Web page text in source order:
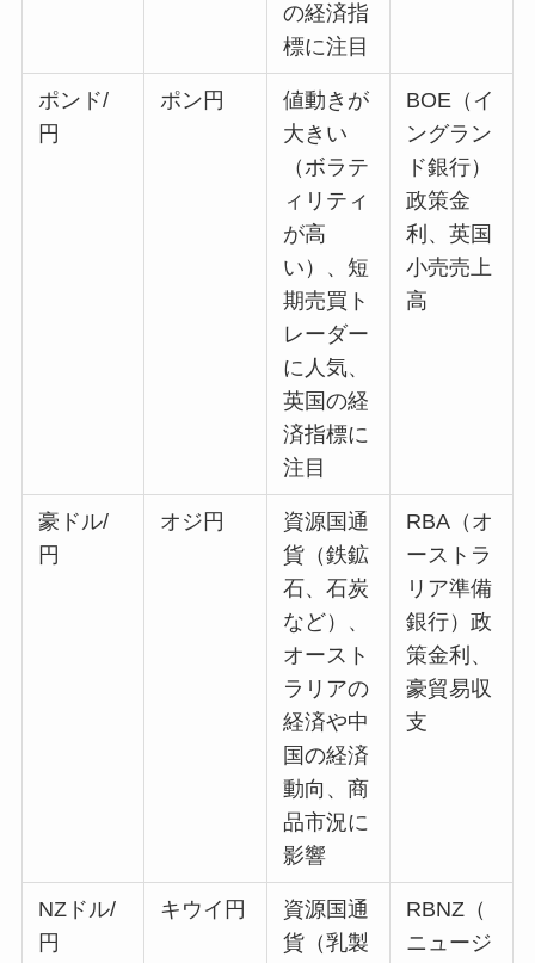
の経済指
標に注目
ポンド/
円
ポン円
値動きが
大きい
（ボラテ
ィリティ
が高
い）、短
期売買ト
レーダー
に人気、
英国の経
済指標に
注目
BOE（イ
ングラン
ド銀行）
政策金
利、英国
小売売上
高
豪ドル/
円
オジ円
資源国通
貨（鉄鉱
石、石炭
など）、
オースト
ラリアの
経済や中
国の経済
動向、商
品市況に
影響
RBA（オ
ーストラ
リア準備
銀行）政
策金利、
豪貿易収
支
NZドル/
円
キウイ円
資源国通
貨（乳製
RBNZ（
ニュージ